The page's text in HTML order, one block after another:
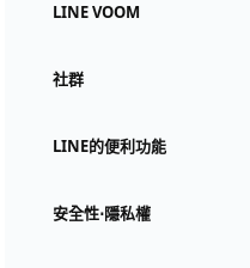
LINE VOOM
社群
LINE的便利功能
安全性⋅隱私權